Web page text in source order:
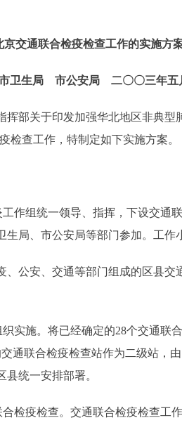
京交通联合检疫检查工作的实施方
卫生局 市公安局 二〇〇三年五
关于印发加强华北地区非典型
检查工作，特制定如下实施方案。
组统一领导、指挥，下设交通
局、市公安局等部门参加。工作
安、交通等部门组成的区县交
施。将已经确定的28个交通联
通联合检疫检查站作为二级站，
统一安排部署。
疫检查。交通联合检疫检查工